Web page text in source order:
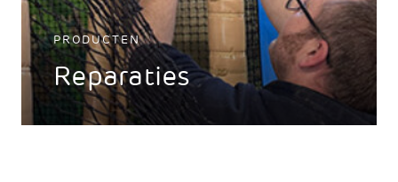
PRODUCTEN
Reparaties